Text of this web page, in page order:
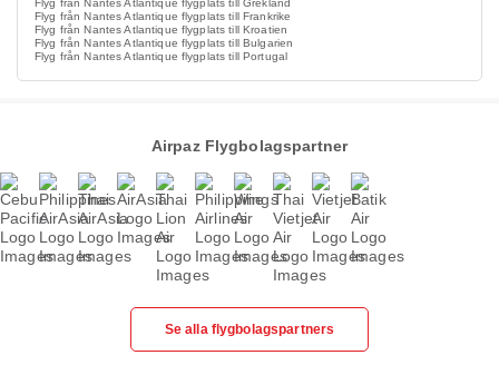
Flyg från Nantes Atlantique flygplats till Grekland
Flyg från Nantes Atlantique flygplats till Frankrike
Flyg från Nantes Atlantique flygplats till Kroatien
Flyg från Nantes Atlantique flygplats till Bulgarien
Flyg från Nantes Atlantique flygplats till Portugal
Airpaz Flygbolagspartner
Se alla flygbolagspartners